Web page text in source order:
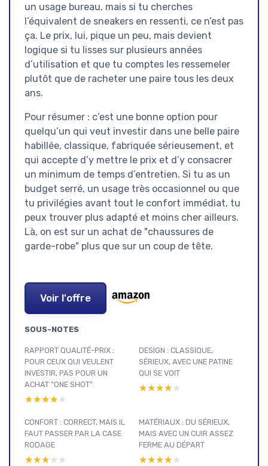
un usage bureau, mais si tu cherches
l’équivalent de sneakers en ressenti, ce n’est pas
ça. Le prix, lui, pique un peu, mais devient
logique si tu lisses sur plusieurs années
d’utilisation et que tu comptes les ressemeler
plutôt que de racheter une paire tous les deux
ans.
Pour résumer : c’est une bonne option pour
quelqu’un qui veut investir dans une belle paire
habillée, classique, fabriquée sérieusement, et
qui accepte d’y mettre le prix et d’y consacrer
un minimum de temps d’entretien. Si tu as un
budget serré, un usage très occasionnel ou que
tu privilégies avant tout le confort immédiat, tu
peux trouver plus adapté et moins cher ailleurs.
Là, on est sur un achat de "chaussures de
garde-robe" plus que sur un coup de tête.
Voir l'offre
SOUS-NOTES
RAPPORT QUALITÉ-PRIX :
POUR CEUX QUI VEULENT
INVESTIR, PAS POUR UN
ACHAT "ONE SHOT"
★★★★★
★★★★★
DESIGN : CLASSIQUE,
SÉRIEUX, AVEC UNE PATINE
QUI SE VOIT
★★★★★
★★★★★
CONFORT : CORRECT, MAIS IL
FAUT PASSER PAR LA CASE
RODAGE
★★★★★
★★★★★
MATÉRIAUX : DU SÉRIEUX,
MAIS AVEC UN CUIR ASSEZ
FERME AU DÉPART
★★★★★
★★★★★